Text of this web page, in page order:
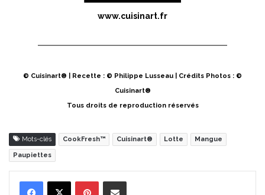
www.cuisinart.fr
© Cuisinart® | Recette : © Philippe Lusseau | Crédits Photos : ©
Cuisinart®
Tous droits de reproduction réservés
Mots-clés CookFresh™ Cuisinart® Lotte Mangue
Paupiettes